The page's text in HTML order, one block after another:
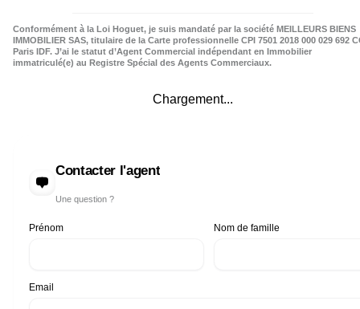
Conformément à la Loi Hoguet, je suis mandaté par la société MEILLEURS BIENS
IMMOBILIER SAS, titulaire de la Carte professionnelle CPI 7501 2018 000 029 692
Paris IDF. J’ai le statut d’Agent Commercial indépendant en Immobilier
immatriculé(e) au Registre Spécial des Agents Commerciaux.
Chargement...
Contacter l'agent
Une question ?
Prénom Nom de famille
Email